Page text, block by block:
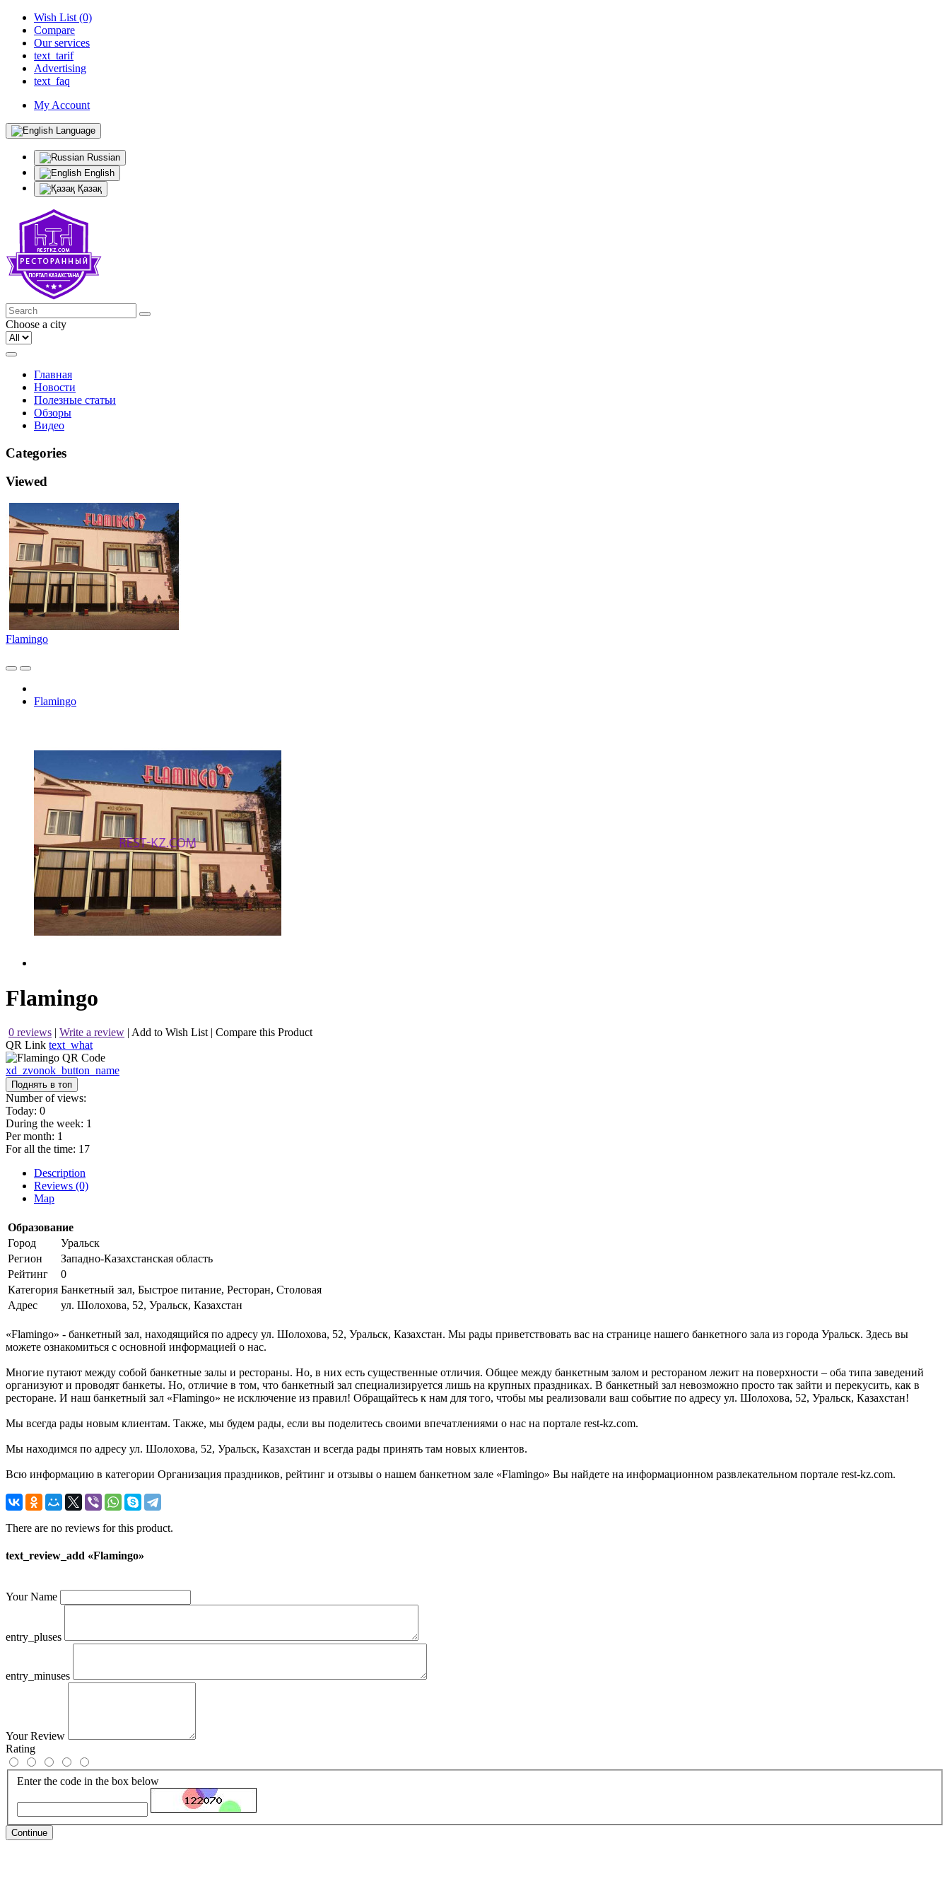
Wish List (0)
Compare
Our services
text_tarif
Advertising
text_faq
My Account
Language
Russian
English
Қазақ
Choose a city
Главная
Новости
Полезные статьи
Обзоры
Видео
Categories
Viewed
Flamingo
Flamingo
Flamingo
0 reviews | Write a review | Add to Wish List | Compare this Product
QR Link text_what
xd_zvonok_button_name
Поднять в топ
Number of views:
Today: 0
During the week: 1
Per month: 1
For all the time: 17
Description
Reviews (0)
Map
Образование
Город
Уральск
Регион
Западно-Казахстанская область
Рейтинг
0
Категория Банкетный зал, Быстрое питание, Ресторан, Столовая
Адрес
ул. Шолохова, 52, Уральск, Казахстан
«Flamingo» - банкетный зал, находящийся по адресу ул. Шолохова, 52, Уральск, Казахстан. Мы рады приветствовать вас на странице нашего банкетного зала из города Уральск. Здесь вы
можете ознакомиться с основной информацией о нас.
Многие путают между собой банкетные залы и рестораны. Но, в них есть существенные отличия. Общее между банкетным залом и рестораном лежит на поверхности – оба типа заведений
организуют и проводят банкеты. Но, отличие в том, что банкетный зал специализируется лишь на крупных праздниках. В банкетный зал невозможно просто так зайти и перекусить, как в
ресторане. И наш банкетный зал «Flamingo» не исключение из правил! Обращайтесь к нам для того, чтобы мы реализовали ваш событие по адресу ул. Шолохова, 52, Уральск, Казахстан!
Мы всегда рады новым клиентам. Также, мы будем рады, если вы поделитесь своими впечатлениями о нас на портале rest-kz.com.
Мы находимся по адресу ул. Шолохова, 52, Уральск, Казахстан и всегда рады принять там новых клиентов.
Всю информацию в категории Организация праздников, рейтинг и отзывы о нашем банкетном зале «Flamingo» Вы найдете на информационном развлекательном портале rest-kz.com.
There are no reviews for this product.
text_review_add «Flamingo»
Your Name
entry_pluses
entry_minuses
Your Review
Rating
Enter the code in the box below
Continue